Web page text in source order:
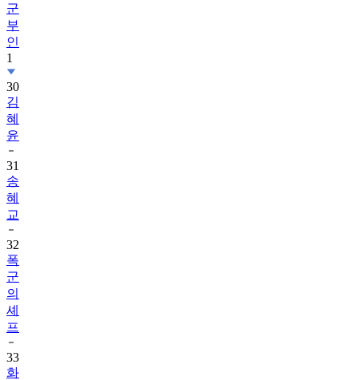
군
부
인
1
30
김
혜
윤
31
송
혜
교
32
폭
군
의
셰
프
33
화